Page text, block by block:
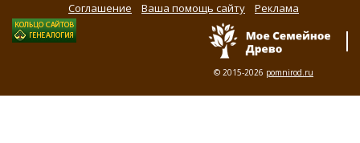
Соглашение Ваша помощь сайту Реклама
© 2015-2026 pomnirod.ru